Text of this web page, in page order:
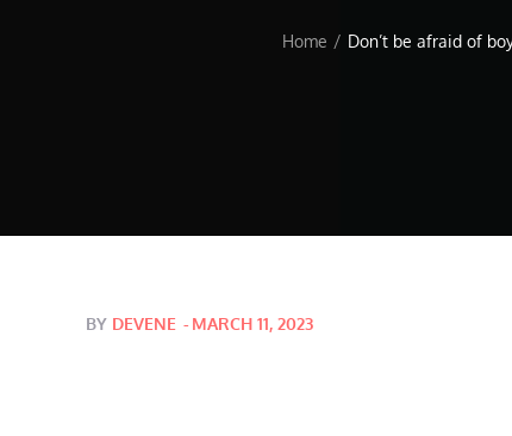
Home Don’t be afraid of
BY DEVENE Posted
MARCH 11, 2023